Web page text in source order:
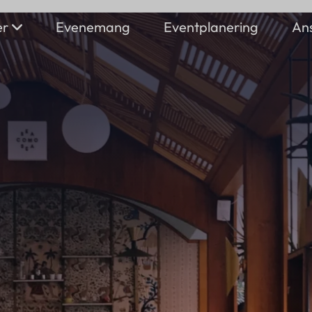
Lokaler
/ ljud
Dekoration
Stageing
Boende
Evenemang Eventplanering
Vill du ansluta
din tjänst?
Anslut dig här